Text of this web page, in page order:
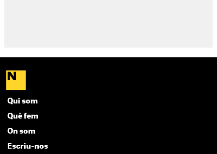
Qui som
Què fem
On som
Escriu-nos